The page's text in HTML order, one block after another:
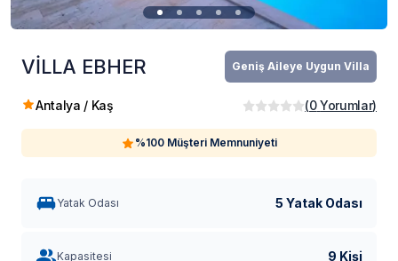
VİLLA EBHER Geniş Aileye Uygun Villa
Antalya / Kaş (0 Yorumlar)
%100 Müşteri Memnuniyeti
Yatak Odası 5 Yatak Odası
Kapasitesi 9 Kişi